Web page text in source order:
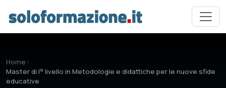
Home ›
Master di I° livello in Metodologie e didattiche per le nuove sfide
educative